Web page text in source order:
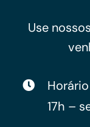
Use
17h –